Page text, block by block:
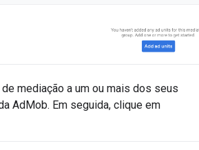
mediação a um ou mais dos seus
AdMob. Em seguida, clique em